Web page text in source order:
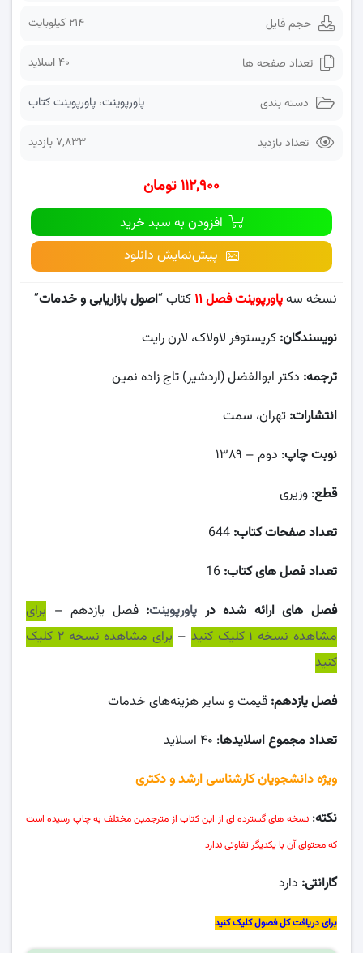
حجم فایل 214 کیلوبایت
تعداد صفحه ها 40 اسلاید
دسته بندی پاورپوینت، پاورپوینت کتاب
تعداد بازدید 7,833 بازدید
۱۱۲,۹۰۰ تومان
افزودن به سبد خرید
پیش‌نمایش دانلود
نسخه سهپاورپوینت فصل ۱۱ کتاب “اصول بازاریابی و خدمات”
نویسندگان: کریستوفر لاولاک، لارن رایت
ترجمه: دکتر ابوالفضل (اردشیر) تاج زاده نمین
انتشارات: تهران، سمت
نوبت چاپ: دوم – ۱۳۸۹
قطع: وزیری
تعداد صفحات کتاب:
تعداد فصل های کتاب:
فصل های ارائه شده در پاورپوینت: فصل یازدهم – برای
مشاهده نسخه ۱ کلیک کنید
–
برای مشاهده نسخه ۲ کلیک
کنید
فصل یازدهم: قیمت و سایر هزینه‌های خدمات
تعداد مجموع اسلایدها: ۴۰ اسلاید
ویژه دانشجویان کارشناسی ارشد و دکتری
نکته:نسخه های گسترده ای از این کتاب از مترجمین مختلف به چاپ رسیده است
که محتوای آن با یکدیگر تفاوتی ندارد
گارانتی: دارد
برای دریافت کل فصول کلیک کنید